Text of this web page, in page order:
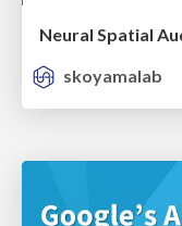
skoyamalab